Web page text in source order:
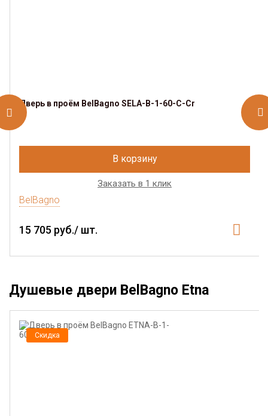
Дверь в проём BelBagno SELA-B-1-60-C-Cr
В корзину
Заказать в 1 клик
BelBagno
15 705 руб./ шт.
Душевые двери BelBagno Etna
Скидка